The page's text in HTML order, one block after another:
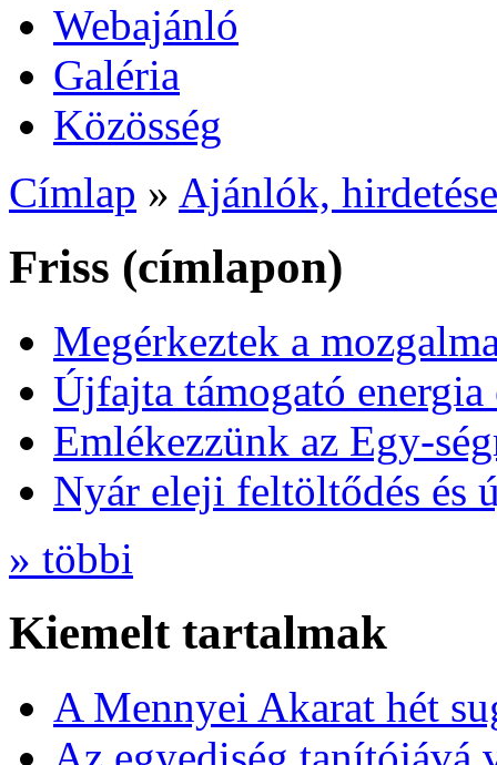
Webajánló
Galéria
Közösség
Címlap » Ajánlók,
Friss (címlapon)
Megérkeztek a
Újfajta támogató
Emlékezzünk az Egy-
Nyár eleji feltöltődés és
» többi
Kiemelt tartalmak
A Mennyei Akarat hét